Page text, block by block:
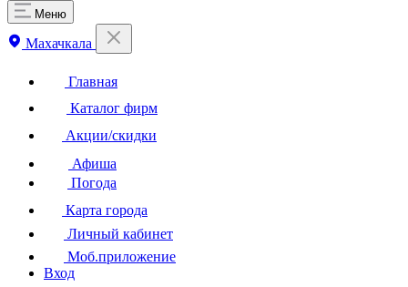
Меню
Махачкала
Главная
Каталог фирм
Акции/скидки
Афиша
Погода
Карта города
Личный кабинет
Моб.приложение
Вход